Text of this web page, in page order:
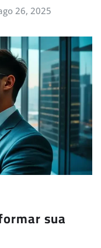
26, 2025
sua